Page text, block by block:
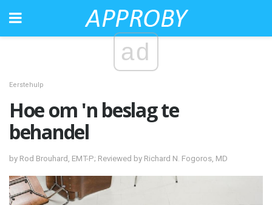
ad
Eerstehulp
Hoe om 'n beslag te
behandel
by Rod Brouhard, EMT-P; Reviewed by Richard N. Fogoros, MD